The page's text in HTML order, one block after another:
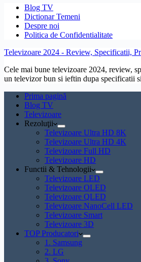
Blog TV
Dictionar Temeni
Despre noi
Politica de Confidentialitate
Televizoare 2024 - Review, Specificatii,
Cele mai bune televizoare 2024, review,
un televizor bun si ieftin dupa specificatii
Prima pagină
Blog TV
Televizoare
Rezoluţii
Televizoare Ultra HD 8K
Televizoare Ultra HD 4K
Televizoare Full HD
Televizoare HD
Functii & Tehnologii
Televizoare LED
Televizoare OLED
Televizoare QLED
Televizoare NanoCell LED
Televizoare Smart
Televizoare 3D
TOP Producatori
1. Samsung
2. LG